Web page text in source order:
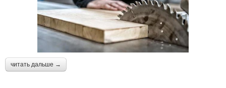
читать дальше →